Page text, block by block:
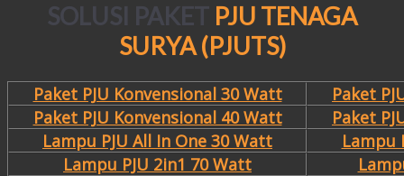
SOLUSI PAKET PJU TENAGA
SURYA (PJUTS)
Paket PJU Konvensional 30 Watt
Paket
Paket PJU Konvensional 40 Watt
Paket
Lampu PJU All In One 30 Watt
Lampu
Lampu PJU 2in1 70 Watt